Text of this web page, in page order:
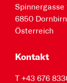
Spinnergasse
6850 Dornbirn
Österreich
Kontakt
T +43 676